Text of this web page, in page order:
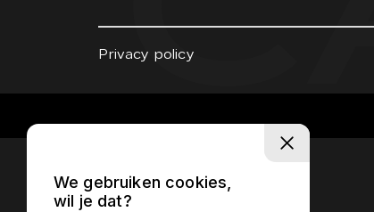
Privacy policy
We gebruiken cookies,
wil je dat?